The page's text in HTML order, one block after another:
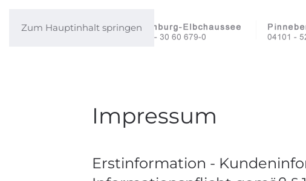
Zum Hauptinhalt springen
Impressum
Erstinformation -